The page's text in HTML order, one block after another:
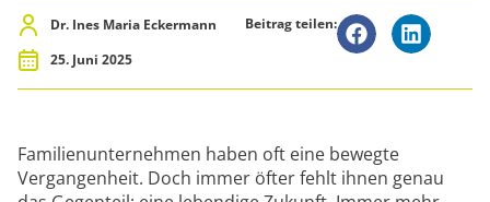
Dr. Ines Maria Eckermann
25. Juni 2025
Beitrag teilen:
Familienunternehmen haben oft eine bewegte
Vergangenheit. Doch immer öfter fehlt ihnen genau